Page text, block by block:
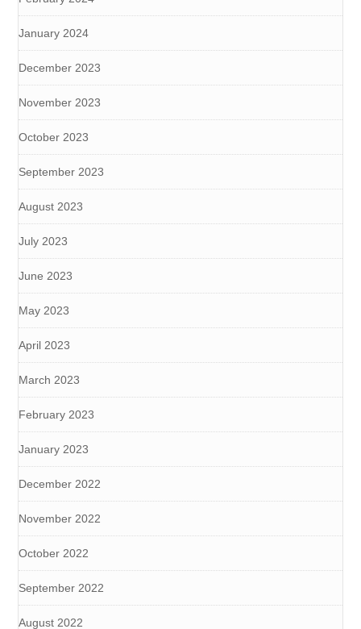
January 2024
December 2023
November 2023
October 2023
September 2023
August 2023
July 2023
June 2023
May 2023
April 2023
March 2023
February 2023
January 2023
December 2022
November 2022
October 2022
September 2022
August 2022